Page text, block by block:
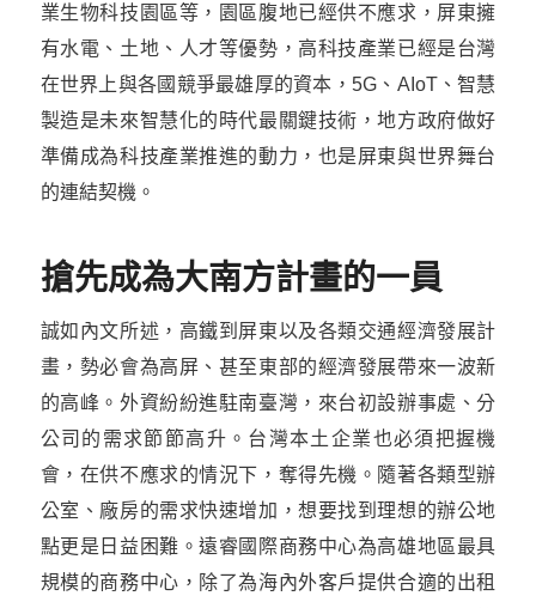
業生物科技園區等，園區腹地已經供不應求，屏東擁
有水電、土地、人才等優勢，高科技產業已經是台灣
在世界上與各國競爭最雄厚的資本，5G、AIoT、智慧
製造是未來智慧化的時代最關鍵技術，地方政府做好
準備成為科技產業推進的動力，也是屏東與世界舞台
的連結契機。
搶先成為大南方計畫的一員
誠如內文所述，高鐵到屏東以及各類交通經濟發展計
畫，勢必會為高屏、甚至東部的經濟發展帶來一波新
的高峰。外資紛紛進駐南臺灣，來台初設辦事處、分
公司的需求節節高升。台灣本土企業也必須把握機
會，在供不應求的情況下，奪得先機。隨著各類型辦
公室、廠房的需求快速增加，想要找到理想的辦公地
點更是日益困難。遠睿國際商務中心為高雄地區最具
規模的商務中心，除了為海內外客戶提供合適的出租